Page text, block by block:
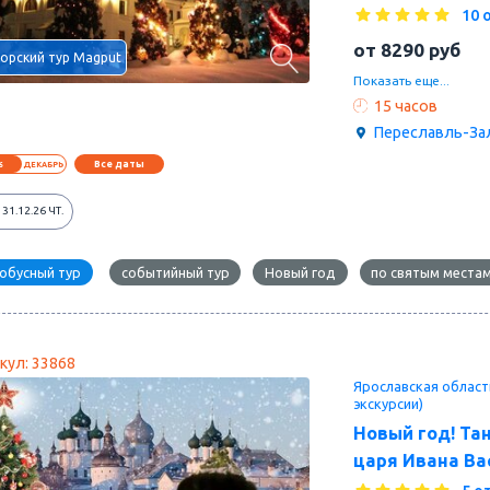
тур Magput
10
от 8290 руб
Благословенная
обители среди
Мороза! Николо-
в лесной
Показать еще...
15 часов
Переславль-
ДЕКАБРЬ Все даты
31.12.26 ЧТ.
тур событийный тур Новый год по святым местам
33868
Ярославская
экскурсии)
Новый год!
царя Ивана